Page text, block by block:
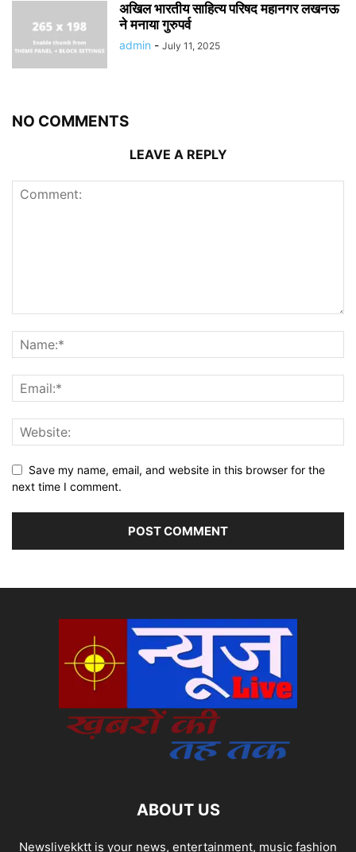
अखिल भारतीय साहित्य परिषद महानगर लखनऊ
ने मनाया गुरुपर्व
admin - July 11, 2025
NO COMMENTS
LEAVE A REPLY
Save my name, email, and website in this browser for the
next time I comment.
ABOUT US
Newslivekktt is your news, entertainment, music fashion